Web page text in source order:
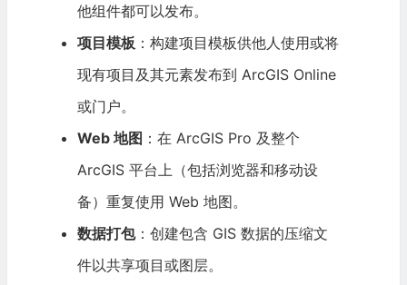
他组件都可以发布。
项目模板 ：构建项目模板供他人使用或将
现有项目及其元素发布到 ArcGIS Online
或门户。
Web 地图 ：在 ArcGIS Pro 及整个
ArcGIS 平台上（包括浏览器和移动设
备）重复使用 Web 地图。
数据打包：创建包含 GIS 数据的压缩文
件以共享项目或图层。